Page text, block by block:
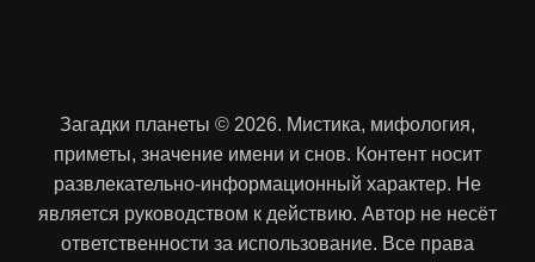
Загадки планеты © 2026. Мистика, мифология,
приметы, значение имени и снов. Контент носит
развлекательно-информационный характер. Не
является руководством к действию. Автор не несёт
ответственности за использование. Все права